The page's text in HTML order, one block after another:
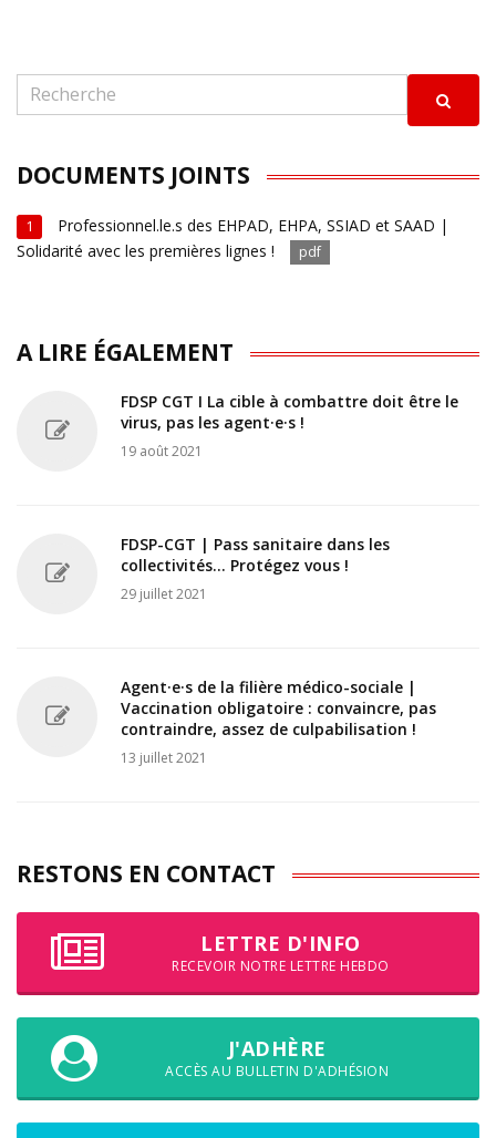
DOCUMENTS JOINTS
1
Professionnel.le.s des EHPAD, EHPA, SSIAD et SAAD |
Solidarité avec les premières lignes !
pdf
A LIRE ÉGALEMENT
FDSP CGT I La cible à combattre doit être le
virus, pas les agent·e·s !
19 août 2021
FDSP-CGT | Pass sanitaire dans les
collectivités... Protégez vous !
29 juillet 2021
Agent·e·s de la filière médico-sociale |
Vaccination obligatoire : convaincre, pas
contraindre, assez de culpabilisation !
13 juillet 2021
RESTONS EN CONTACT
LETTRE D'INFO
RECEVOIR NOTRE LETTRE HEBDO
J'ADHÈRE
ACCÈS AU BULLETIN D'ADHÉSION